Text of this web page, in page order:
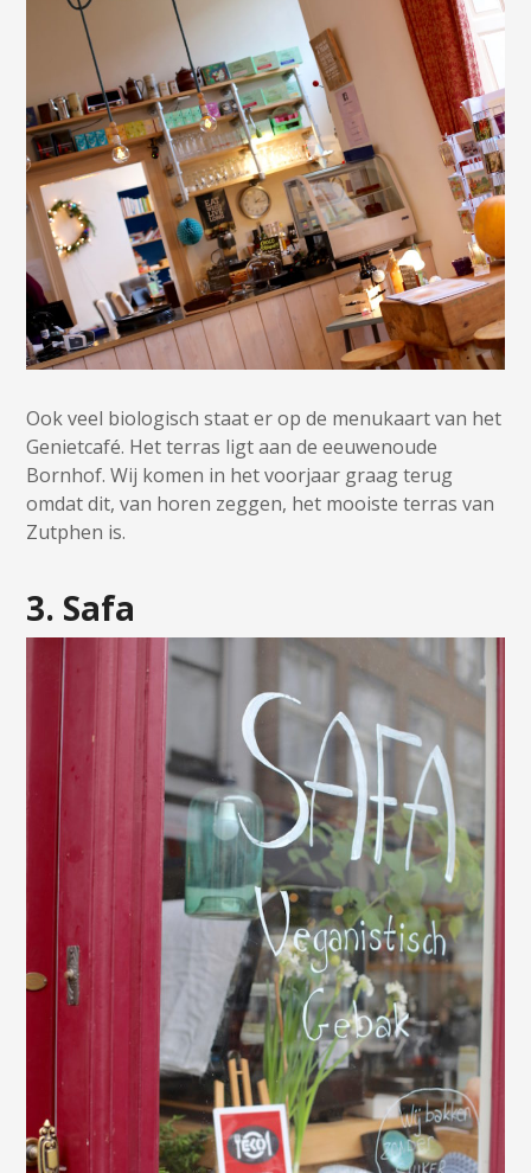
Ook veel biologisch staat er op de menukaart van het
Genietcafé. Het terras ligt aan de eeuwenoude
Bornhof. Wij komen in het voorjaar graag terug
omdat dit, van horen zeggen, het mooiste terras van
Zutphen is.
3. Safa